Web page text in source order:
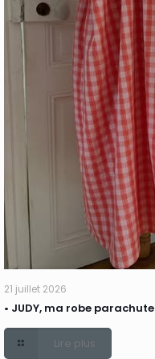
21 juillet 2026
• JUDY, ma robe parachute
Lire plus